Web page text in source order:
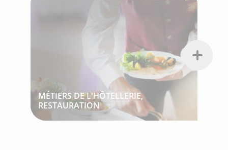
MÉTIERS DE L'HÔTELLERIE,
RESTAURATION